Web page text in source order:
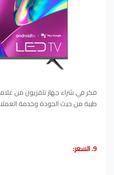
فكر في شراء جهاز تلفزيون من
طيبة من حيث الجودة وخدمة
9. السعر: